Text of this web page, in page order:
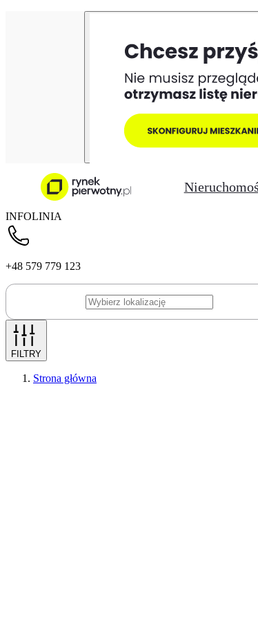
INFOLINIA
+48 579 779 123
FILTRY
Strona główna